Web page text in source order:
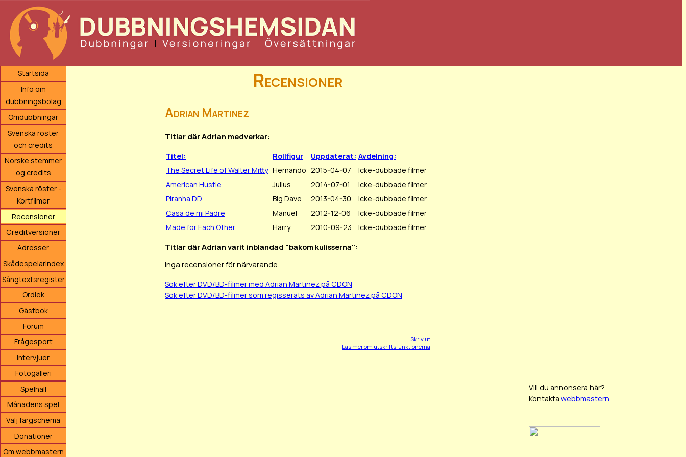
Startsida
Info om
dubbningsbolag
Omdubbningar
Svenska röster
och credits
Norske stemmer
og credits
Svenska röster -
Kortfilmer
Recensioner
Creditversioner
Adresser
Skådespelarindex
Sångtextsregister
Ordlek
Gästbok
Forum
Frågesport
Intervjuer
Fotogalleri
Spelhall
Månadens spel
Välj färgschema
Donationer
Om webbmastern
Recensioner
Adrian Martinez
Titlar där Adrian medverkar:
Titel: Rollfigur Uppdaterat: Avdelning:
The Secret Life of Walter Mitty Hernando 2015-04-07
Icke-dubbade filmer
American Hustle
Julius 2014-07-01
Icke-dubbade filmer
Piranha DD
Big Dave 2013-04-30
Icke-dubbade filmer
Casa de mi Padre
Manuel 2012-12-06
Icke-dubbade filmer
Made for Each Other
Harry 2010-09-23 Icke-dubbade filmer
Titlar där Adrian varit inblandad "bakom kulisserna":
Inga recensioner för närvarande.
Sök efter DVD/BD-filmer med Adrian Martinez på CDON
Sök efter DVD/BD-filmer som regisserats av Adrian Martinez på CDON
Skriv ut
Läs mer om utskriftsfunktionerna
Vill du annonsera här?
Kontakta webbmastern